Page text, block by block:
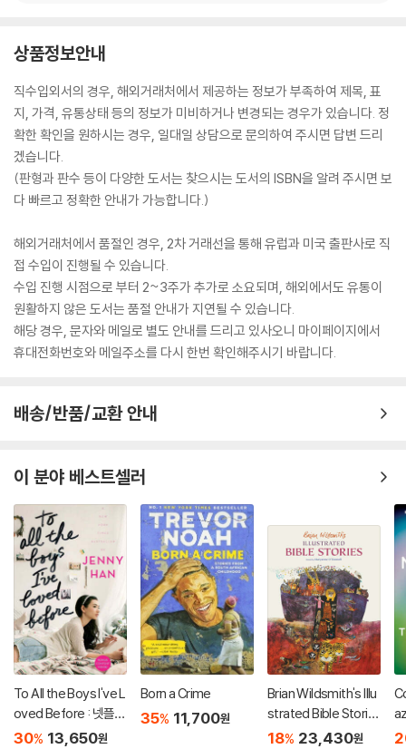
Walsh is Professor of Old Testament at Villanova University. S
he is the author of The Fruit of the Vine (2000), Exquisite Desi
re (2000) and, most recently, Chasing Mystery: A Catholic Bibl
ical Theology (2013).
상품정보안내
직수입외서의 경우, 해외거래처에서 제공하는 정보가 부족하여 제목, 표
지, 가격, 유통상태 등의 정보가 미비하거나 변경되는 경우가 있습니다. 정
확한 확인을 원하시는 경우, 일대일 상담으로 문의하여 주시면 답변 드리
겠습니다.
(판형과 판수 등이 다양한 도서는 찾으시는 도서의 ISBN을 알려 주시면 보
다 빠르고 정확한 안내가 가능합니다.)
해외거래처에서 품절인 경우, 2차 거래선을 통해 유럽과 미국 출판사로 직
접 수입이 진행될 수 있습니다.
수입 진행 시점으로 부터 2~3주가 추가로 소요되며, 해외에서도 유통이
원활하지 않은 도서는 품절 안내가 지연될 수 있습니다.
해당 경우, 문자와 메일로 별도 안내를 드리고 있사오니 마이페이지에서
휴대전화번호와 메일주소를 다시 한번 확인해주시기 바랍니다.
배송/반품/교환 안내
이 분야 베스트셀러
To All the Boys I've L
oved Before : 넷플릭
스 영화 '내가 사랑했던
30% 13,650원
Born a Crime
35% 11,700원
Brian Wildsmith's Illu
strated Bible Storie
s
18% 23,430원